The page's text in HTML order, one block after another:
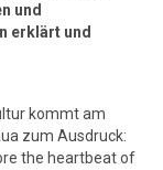
und
erklärt und
kommt am
zum Ausdruck:
the heartbeat of